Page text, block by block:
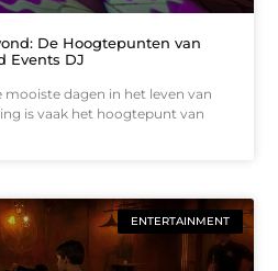
De Hoogtepunten van
Events DJ
mooiste dagen in het leven van
is vaak het hoogtepunt van
ENTERTAINMENT